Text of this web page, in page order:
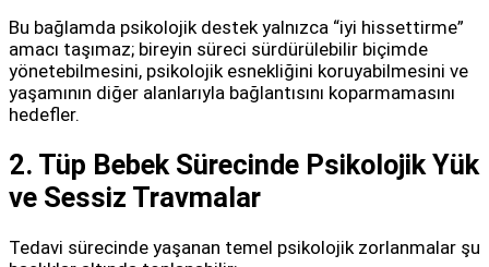
Bu bağlamda psikolojik destek yalnızca “iyi hissettirme”
amacı taşımaz; bireyin süreci sürdürülebilir biçimde
yönetebilmesini, psikolojik esnekliğini koruyabilmesini ve
yaşamının diğer alanlarıyla bağlantısını koparmamasını
hedefler.
2. Tüp Bebek Sürecinde Psikolojik Yük
ve Sessiz Travmalar
Tedavi sürecinde yaşanan temel psikolojik zorlanmalar şu